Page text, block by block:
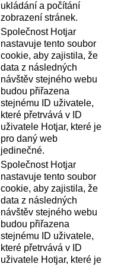
ukládání a počítání
zobrazení stránek.
Společnost Hotjar
nastavuje tento soubor
cookie, aby zajistila, že
data z následných
návštěv stejného webu
budou přiřazena
stejnému ID uživatele,
které přetrvává v ID
uživatele Hotjar, které je
pro daný web
jedinečné.
Společnost Hotjar
nastavuje tento soubor
cookie, aby zajistila, že
data z následných
návštěv stejného webu
budou přiřazena
stejnému ID uživatele,
které přetrvává v ID
uživatele Hotjar, které je